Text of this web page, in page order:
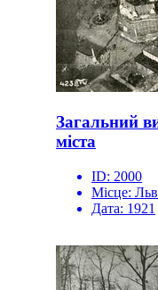
Загальний
міста
ID: 2000
Місце:
Дата: 1921